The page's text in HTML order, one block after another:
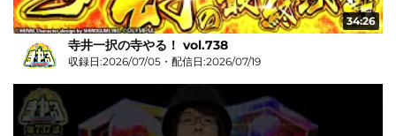
34:26
寺井一択の寺やる！ vol.738
収録日:2026/07/05・配信日:2026/07/19